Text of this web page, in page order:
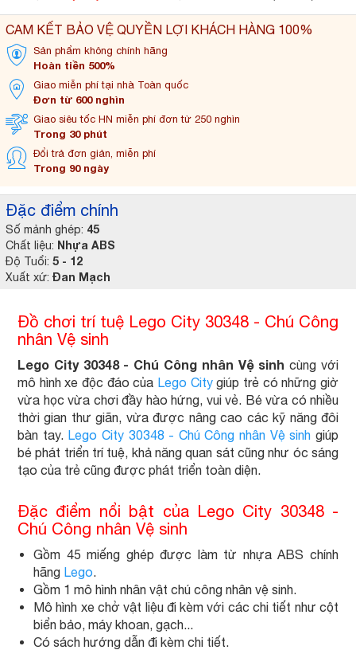
Đặc điểm chính
Số mảnh ghép: 45
Chất liệu: Nhựa ABS
Độ Tuổi: 5 - 12
Xuất xứ: Đan Mạch
CAM KẾT BẢO VỆ QUYỀN LỢI KHÁCH HÀNG 100%
Sản phẩm không chính hãng
Hoàn tiền 500%
Giao miễn phí tại nhà Toàn quốc
Đơn từ 600 nghìn
Giao siêu tốc HN miễn phí đơn từ 250 nghìn
Trong 30 phút
Đổi trả đơn giản, miễn phí
Trong 90 ngày
Đồ chơi trí tuệ Lego City 30348 - Chú Công
nhân Vệ sinh
Lego City 30348 - Chú Công nhân Vệ sinh cùng với
mô hình xe độc đáo của Lego Citygiúp trẻ có những giờ
vừa học vừa chơi đầy hào hứng, vui vẻ. Bé vừa có nhiều
thời gian thư giãn, vừa được nâng cao các kỹ năng đôi
bàn tay. Lego City 30348 - Chú Công nhân Vệ sinh giúp
bé phát triển trí tuệ, khả năng quan sát cũng như óc sáng
tạo của trẻ cũng được phát triển toàn diện.
Đặc điểm nổi bật của Lego City 30348 -
Chú Công nhân Vệ sinh
Gồm 45 miếng ghép được làm từ nhựa ABS chính
hãng Lego.
Gồm 1 mô hình nhân vật chú công nhân vệ sinh.
Mô hình xe chở vật liệu đi kèm với các chi tiết như cột
biển bảo, máy khoan, gạch...
Có sách hướng dẫn đi kèm chi tiết.